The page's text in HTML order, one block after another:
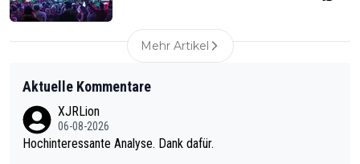
Mehr Artikel
Aktuelle Kommentare
XJRLion
06-08-2026
Hochinteressante Analyse. Dank dafür.